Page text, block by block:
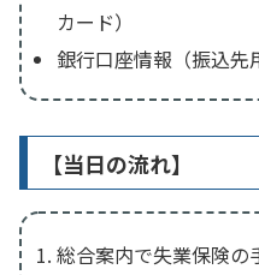
カード）
銀行口座情報（振込先
【当日の流れ】
総合案内で失業保険の